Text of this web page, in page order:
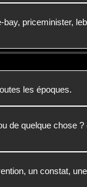
priceminister,
les époques.
de quelque chose
un constat,